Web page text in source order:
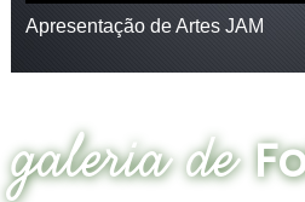
Apresentação de Artes JAM
galeria de